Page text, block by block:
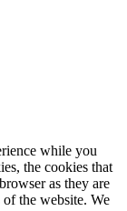
while you
the cookies that
as they are
the website. We